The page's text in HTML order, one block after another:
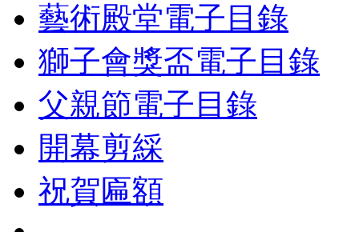
藝術殿堂電子目錄
獅子會獎盃電子目錄
父親節電子目錄
開幕剪綵
祝賀匾額